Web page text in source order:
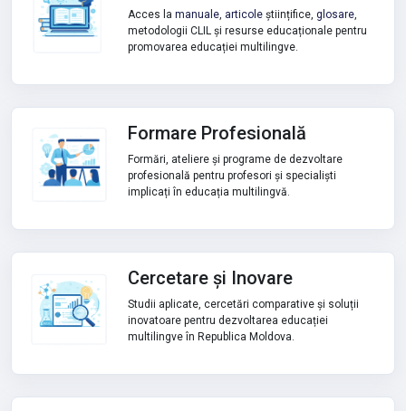
Acces la manuale, articole științifice, glosare,
metodologii CLIL și resurse educaționale pentru
promovarea educației multilingve.
Formare Profesională
Formări, ateliere și programe de dezvoltare
profesională pentru profesori și specialiști
implicați în educația multilingvă.
Cercetare și Inovare
Studii aplicate, cercetări comparative și soluții
inovatoare pentru dezvoltarea educației
multilingve în Republica Moldova.